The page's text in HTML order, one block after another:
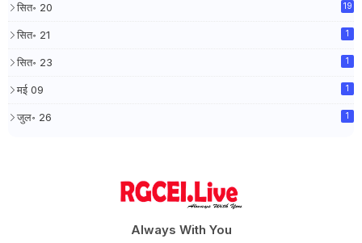
सित॰ 20 19
सित॰ 21 1
सित॰ 23 1
मई 09 1
जुल॰ 26 1
Always With You